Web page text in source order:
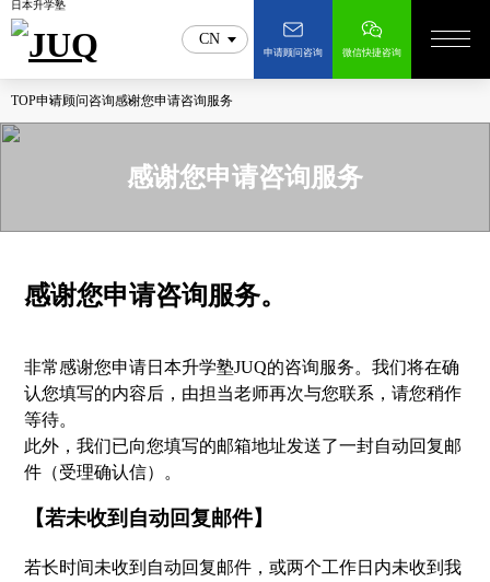
日本升学塾
CN
申请顾问咨询 微信快捷咨询
TOP申请顾问咨询感谢您申请咨询服务
感谢您申请咨询服务
感谢您申请咨询服务。
非常感谢您申请日本升学塾JUQ的咨询服务。我们将在确
认您填写的内容后，由担当老师再次与您联系，请您稍作
等待。
此外，我们已向您填写的邮箱地址发送了一封自动回复邮
件（受理确认信）。
【若未收到自动回复邮件】
若长时间未收到自动回复邮件，或两个工作日内未收到我